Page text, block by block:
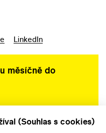
LinkedIn
měsíčně do
(Souhlas s cookies)